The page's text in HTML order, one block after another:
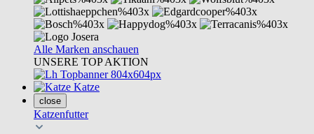
Alle Marken anschauen
UNSERE TOP AKTION
Katze
close
Katzenfutter